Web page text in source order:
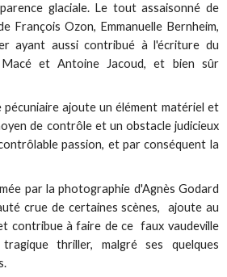
glaciale. Le tout assaisonné de
François Ozon, Emmanuelle Bernheim,
ayant aussi contribué à l'écriture du
Macé et Antoine Jacoud, et bien sûr
pécuniaire ajoute un élément matériel et
de contrôle et un obstacle judicieux
passion, et par conséquent la
par la photographie d'Agnès Godard
crue de certaines scènes, ajoute au
contribue à faire de ce faux vaudeville
thriller, malgré ses quelques